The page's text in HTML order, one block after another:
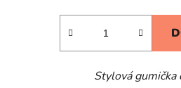
Stylová gumička